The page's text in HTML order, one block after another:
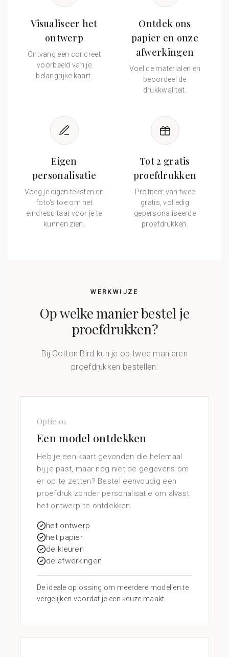
Visualiseer het
ontwerp
Ontvang een concreet
voorbeeld van je
belangrijke kaart.
Ontdek ons
papier en onze
afwerkingen
Voel de materialen en
beoordeel de
drukkwaliteit.
Eigen
personalisatie
Voeg je eigen teksten en
foto's toe om het
eindresultaat voor je te
kunnen zien.
Tot 2 gratis
proefdrukken
Profiteer van twee
gratis, volledig
gepersonaliseerde
proefdrukken.
WERKWIJZE
Op welke manier bestel je
proefdrukken?
Bij Cotton Bird kun je op twee manieren
proefdrukken bestellen:
Optie 01
Een model ontdekken
Heb je een kaart gevonden die helemaal
bij je past, maar nog niet de gegevens om
er op te zetten? Bestel eenvoudig een
proefdruk zonder personalisatie om alvast
het ontwerp te ontdekken.
het ontwerp
het papier
de kleuren
de afwerkingen
De ideale oplossing om meerdere modellen te
vergelijken voordat je een keuze maakt.